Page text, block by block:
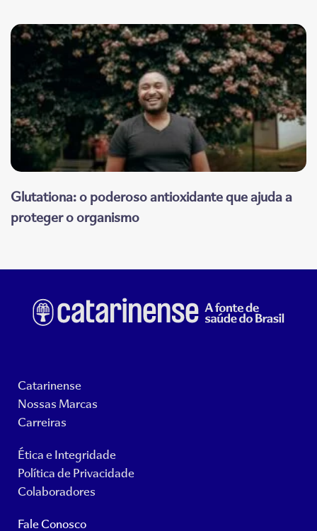
Glutationa: o poderoso antioxidante que ajuda a
proteger o organismo
Catarinense
Nossas Marcas
Carreiras
Ética e Integridade
Política de Privacidade
Colaboradores
Fale Conosco